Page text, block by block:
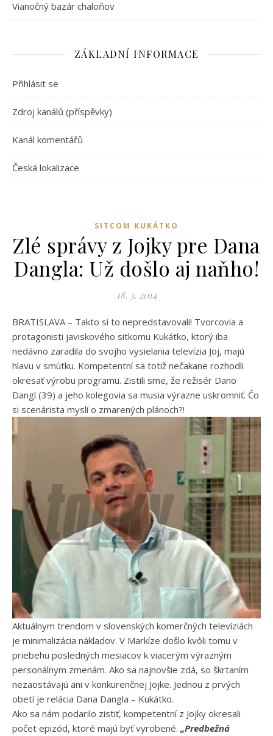
Vianočný bazár chaloňov
ZÁKLADNÍ INFORMACE
Přihlásit se
Zdroj kanálů (příspěvky)
Kanál komentářů
Česká lokalizace
SITCOM KUKÁTKO
Zlé správy z Jojky pre Dana
Dangla: Už došlo aj naňho!
18. 3. 2014
BRATISLAVA – Takto si to nepredstavovali! Tvorcovia a
protagonisti javiskového sitkomu Kukátko, ktorý iba
nedávno zaradila do svojho vysielania televízia Joj, majú
hlavu v smútku. Kompetentní sa totiž nečakane rozhodli
okresať výrobu programu. Zistili sme, že režisér Dano
Dangl (39) a jeho kolegovia sa musia výrazne uskromniť. Čo
si scenárista myslí o zmarených plánoch?!
Aktuálnym trendom v slovenských komerčných televíziách
je minimalizácia nákladov. V Markíze došlo kvôli tomu v
priebehu posledných mesiacov k viacerým výrazným
personálnym zmenám. Ako sa najnovšie zdá, so škrtaním
nezaostávajú ani v konkurenčnej Jojke. Jednou z prvých
obetí je relácia Dana Dangla – Kukátko.
Ako sa nám podarilo zistiť, kompetentní z Jojky okresali
počet epizód, ktoré majú byť vyrobené. „Predbežná